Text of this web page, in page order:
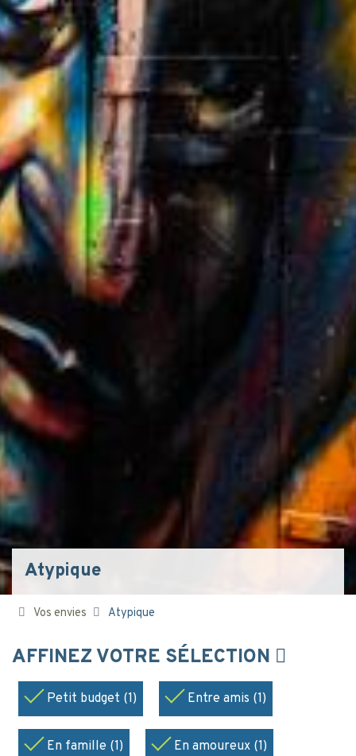
Atypique
Vos envies Atypique
AFFINEZ VOTRE SÉLECTION
Petit budget (1) Entre amis (1)
En famille (1) En amoureux (1)